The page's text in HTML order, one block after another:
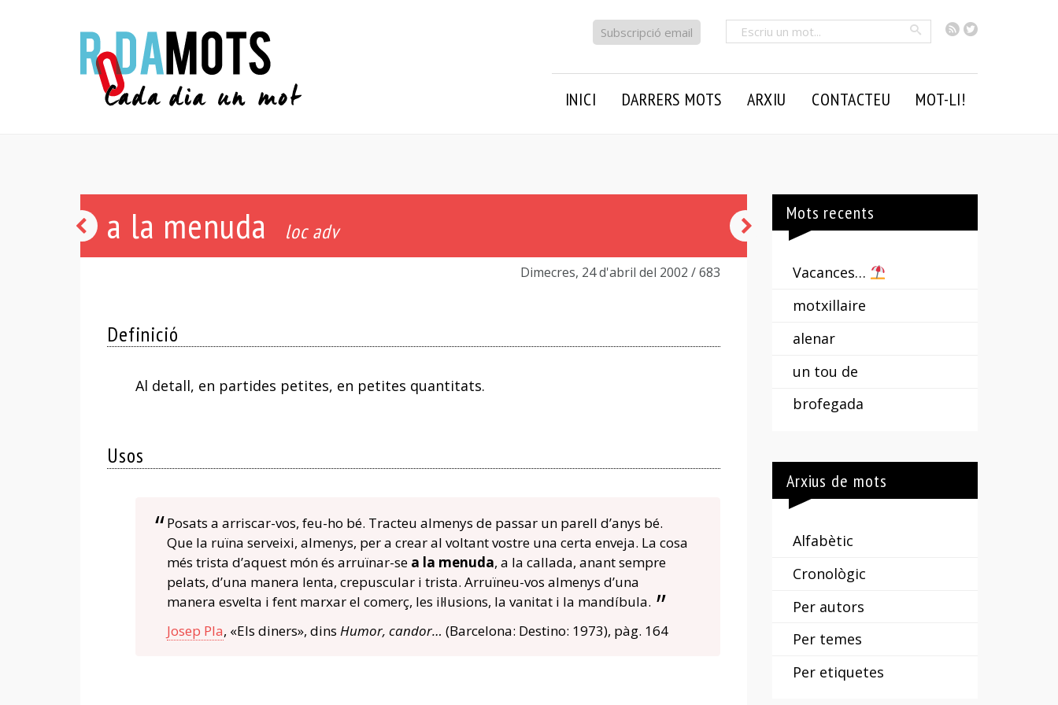
RSSTwitter
Cercar
Subscripció email
INICI DARRERS MOTS ARXIU CONTACTEU MOT-LI!
a la menuda loc adv
Dimecres, 24 d'abril del 2002 / 683
Definició
Al detall, en partides petites, en petites quantitats.
Usos
Posats a arriscar-vos, feu-ho bé. Tracteu almenys de passar un parell d’anys bé.
Que la ruïna serveixi, almenys, per a crear al voltant vostre una certa enveja. La cosa
més trista d’aquest món és arruïnar-se a la menuda, a la callada, anant sempre
pelats, d’una manera lenta, crepuscular i trista. Arruïneu-vos almenys d’una
manera esvelta i fent marxar el comerç, les il·lusions, la vanitat i la mandíbula.
Josep Pla, «Els diners», dins Humor, candor… (Barcelona: Destino: 1973), pàg. 164
despendre
dormir
Mots recents
Vacances…
motxillaire
alenar
un tou de
brofegada
Arxius de mots
Alfabètic
Cronològic
Per autors
Per temes
Per etiquetes